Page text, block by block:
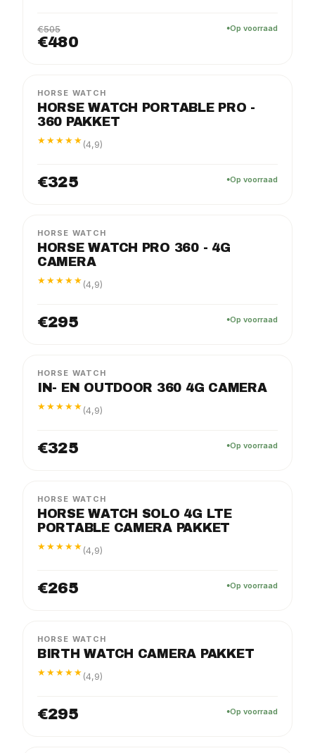
HORSE WATCH
HORSE WATCH SOLO 4G LTE
PORTABLE CAMERA PAKKET
★★★★★ (4,9)
€265 Op voorraad
HORSE WATCH
HORSE WATCH PORTABLE PRO -
360 PAKKET
★★★★★ (4,9)
€325 Op voorraad
HORSE WATCH
BIRTH WATCH CAMERA PAKKET
★★★★★ (4,9)
€295 Op voorraad
€505
€480
Op voorraad
HORSE WATCH
HORSE WATCH PRO 360 - 4G
CAMERA
★★★★★ (4,9)
€295 Op voorraad
HORSE WATCH
IN- EN OUTDOOR 360 4G CAMERA
★★★★★ (4,9)
€325 Op voorraad